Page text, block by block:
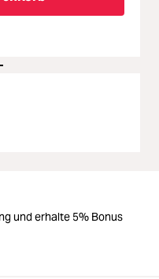
und erhalte 5% Bonus